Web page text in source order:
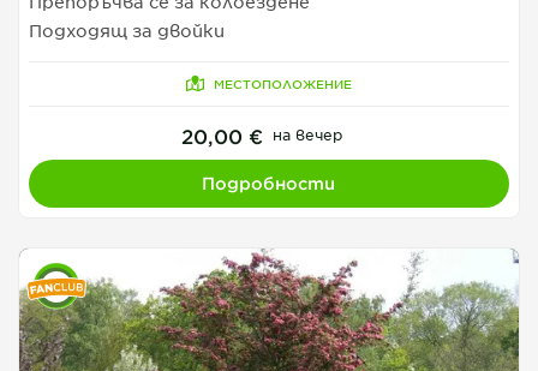
Подходящ за двойки
МЕСТОПОЛОЖЕНИЕ
20,00 € на вечер
Подробности